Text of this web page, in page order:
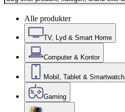
Alle produkter
TV, Lyd & Smart Home
Computer & Kontor
Mobil, Tablet & Smartwatch
Gaming